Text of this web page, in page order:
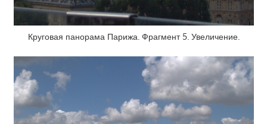
Круговая панорама Парижа. Фрагмент 5. Увеличение.